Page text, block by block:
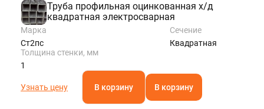
Труба профильная оцинкованная х/д
квадратная электросварная
Марка
Ст2пс
Сечение
Квадратная
Толщина стенки, мм
1
Узнать цену В корзину В корзину